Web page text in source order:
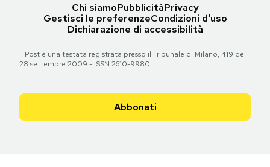
Chi siamoPubblicitàPrivacy
Gestisci le preferenzeCondizioni d'uso
Dichiarazione di accessibilità
Il Post è una testata registrata presso il Tribunale di Milano, 419 del
28 settembre 2009 - ISSN 2610-9980
Abbonati